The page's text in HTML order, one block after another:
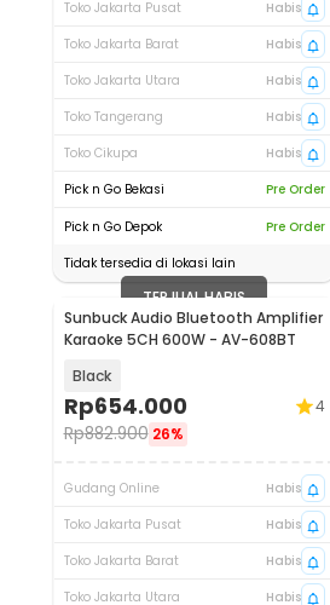
Toko Jakarta Pusat
Habis
Toko Jakarta Barat
Habis
Toko Jakarta Utara
Habis
Toko Tangerang
Habis
Toko Cikupa
Habis
Pick n Go Bekasi
Pre Order
Pick n Go Depok
Pre Order
Tidak tersedia di lokasi lain
TERJUAL HABIS
Sunbuck Audio Bluetooth Amplifier
Karaoke 5CH 600W - AV-608BT
Black
Rp654.000
Rp882.900 26%
4
Gudang Online
Habis
Toko Jakarta Pusat
Habis
Toko Jakarta Barat
Habis
Toko Jakarta Utara
Habis